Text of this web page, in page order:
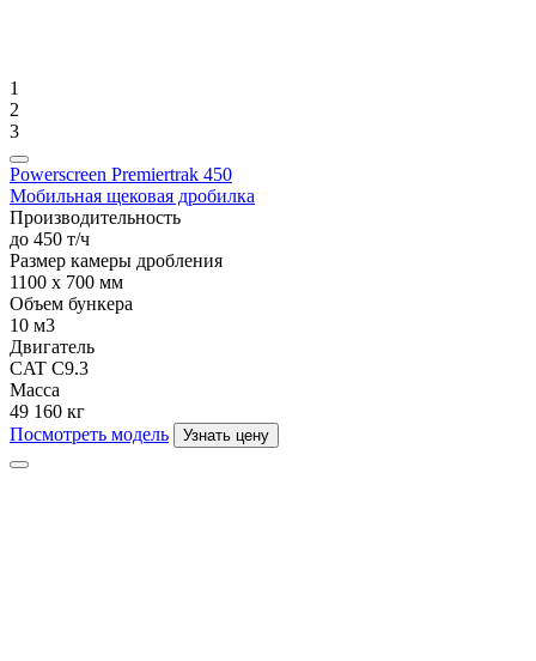
1
2
3
Powerscreen Premiertrak 450
Мобильная щековая дробилка
Производительность
до 450 т/ч
Размер камеры дробления
1100 x 700 мм
Объем бункера
10 м3
Двигатель
CAT C9.3
Масса
49 160 кг
Посмотреть модель
Узнать цену